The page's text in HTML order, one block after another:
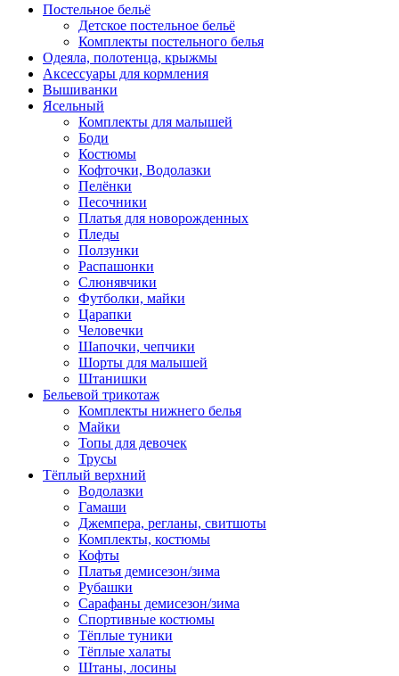
Постельное бельё
Детское постельное бельё
Комплекты постельного белья
Одеяла, полотенца, крыжмы
Аксессуары для кормления
Вышиванки
Ясельный
Комплекты для малышей
Боди
Костюмы
Кофточки, Водолазки
Пелёнки
Песочники
Платья для новорожденных
Пледы
Ползунки
Распашонки
Слюнявчики
Футболки, майки
Царапки
Человечки
Шапочки, чепчики
Шорты для малышей
Штанишки
Бельевой трикотаж
Комплекты нижнего белья
Майки
Топы для девочек
Трусы
Тёплый верхний
Водолазки
Гамаши
Джемпера, регланы, свитшоты
Комплекты, костюмы
Кофты
Платья демисезон/зима
Рубашки
Сарафаны демисезон/зима
Спортивные костюмы
Тёплые туники
Тёплые халаты
Штаны, лосины